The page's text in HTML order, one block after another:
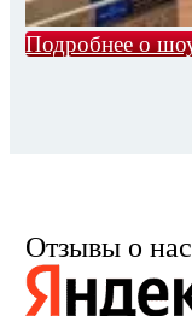
Подробнее о
Отзывы о нас